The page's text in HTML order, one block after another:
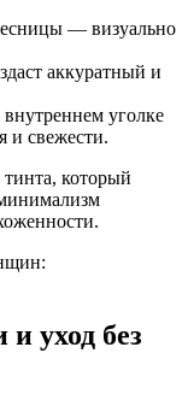
— визуально
аккуратный и
уголке
и свежести.
тинта, который
уход без